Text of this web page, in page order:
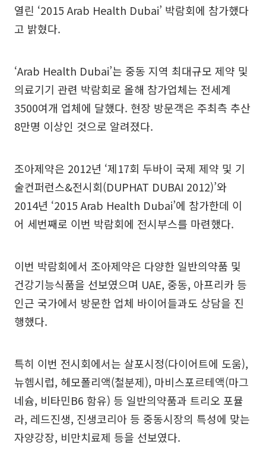
열린 ‘2015 Arab Health Dubai’ 박람회에 참가했다
고 밝혔다.
‘Arab Health Dubai’는 중동 지역 최대규모 제약 및
의료기기 관련 박람회로 올해 참가업체는 전세계
3500여개 업체에 달했다. 현장 방문객은 주최측 추산
8만명 이상인 것으로 알려졌다.
조아제약은 2012년 ‘제17회 두바이 국제 제약 및 기
술컨퍼런스&전시회(DUPHAT DUBAI 2012)’와
2014년 ‘2015 Arab Health Dubai’에 참가한데 이
어 세번째로 이번 박람회에 전시부스를 마련했다.
이번 박람회에서 조아제약은 다양한 일반의약품 및
건강기능식품을 선보였으며 UAE, 중동, 아프리카 등
인근 국가에서 방문한 업체 바이어들과도 상담을 진
행했다.
특히 이번 전시회에서는 살포시정(다이어트에 도움),
뉴헴시럽, 헤모폴리액(철분제), 마비스포르테액(마그
네슘, 비타민B6 함유) 등 일반의약품과 트리오 포뮬
라, 레드진생, 진생코리아 등 중동시장의 특성에 맞는
자양강장, 비만치료제 등을 선보였다.